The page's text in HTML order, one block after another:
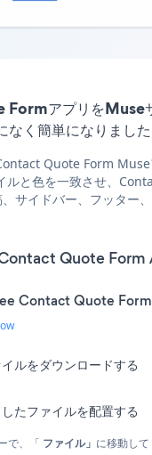
アプリをMuse
なく簡単になりました
Quote Form Muse
ルと色を一致させ、
サイドバー、フッター
Quote Form
Contact Quote
ルをダウンロードする
たファイルを配置する
で、「 ファイル」 に移動して